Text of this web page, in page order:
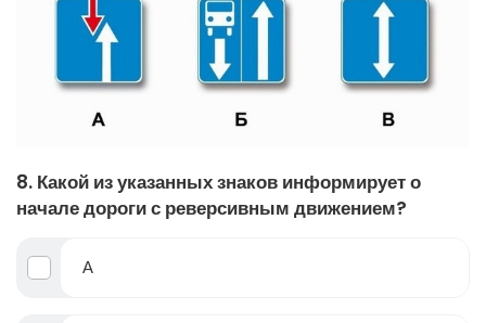
8. Какой из указанных знаков информирует о
начале дороги с реверсивным движением?
А